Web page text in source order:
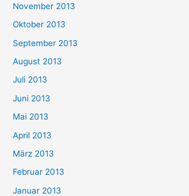
November 2013
Oktober 2013
September 2013
August 2013
Juli 2013
Juni 2013
Mai 2013
April 2013
März 2013
Februar 2013
Januar 2013